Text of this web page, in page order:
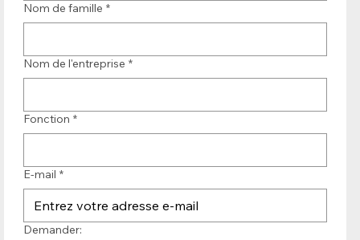
Nom de famille *
Nom de l'entreprise *
Fonction *
E-mail *
Demander: